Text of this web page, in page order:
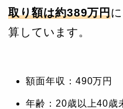
取り額は約389万円
算しています。
額面年収：490万円
年齢：20歳以上40歳